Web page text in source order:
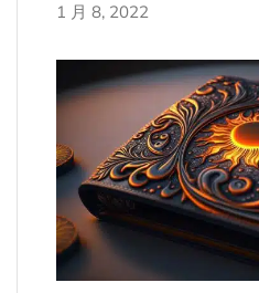
1 月 8, 2022